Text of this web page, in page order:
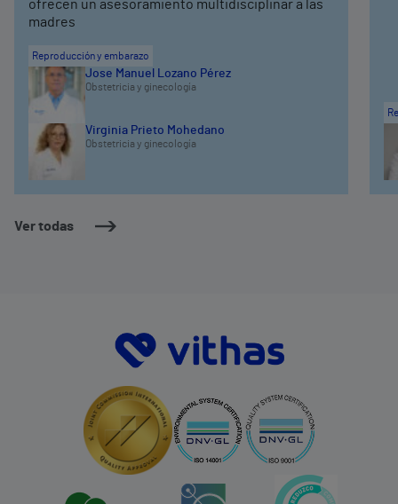
Ver todas
ofrecen un asesoramiento multidisciplinar a las
madres
Reproducción y embarazo
Jose Manuel Lozano Pérez
Obstetricia y ginecología
Virginia Prieto Mohedano
Obstetricia y ginecología